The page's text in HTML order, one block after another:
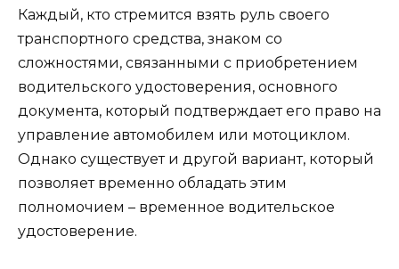
Каждый, кто стремится взять руль своего
транспортного средства, знаком со
сложностями, связанными с приобретением
водительского удостоверения, основного
документа, который подтверждает его право на
управление автомобилем или мотоциклом.
Однако существует и другой вариант, который
позволяет временно обладать этим
полномочием – временное водительское
удостоверение.